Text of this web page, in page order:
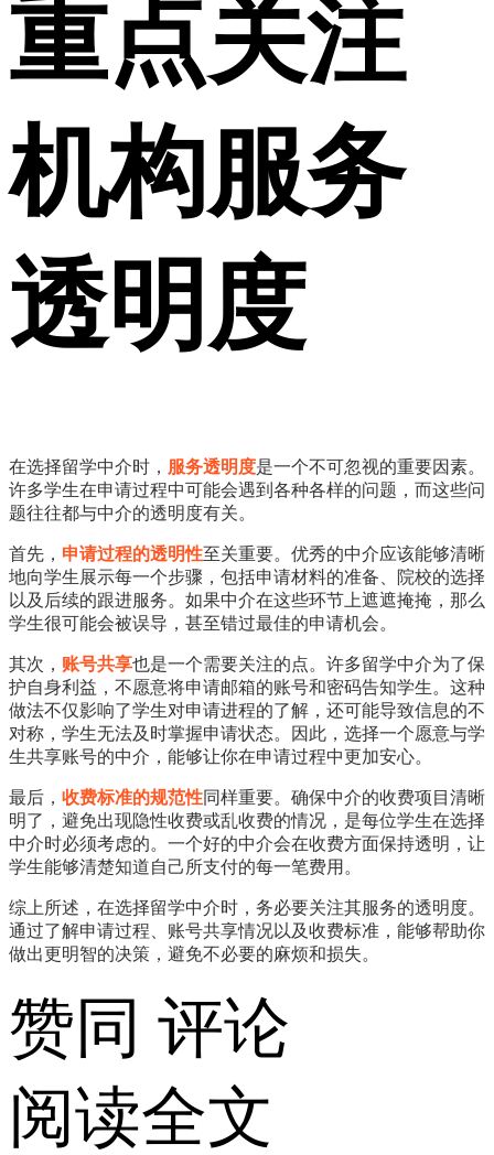
重点关注
机构服务
透明度
在选择留学中介时， 服务透明度是一个不可忽视的重要因素。
许多学生在申请过程中可能会遇到各种各样的问题，而这些问
题往往都与中介的透明度有关。
首先， 申请过程的透明性至关重要。优秀的中介应该能够清晰
地向学生展示每一个步骤，包括申请材料的准备、院校的选择
以及后续的跟进服务。如果中介在这些环节上遮遮掩掩，那么
学生很可能会被误导，甚至错过最佳的申请机会。
其次， 账号共享也是一个需要关注的点。许多留学中介为了保
护自身利益，不愿意将申请邮箱的账号和密码告知学生。这种
做法不仅影响了学生对申请进程的了解，还可能导致信息的不
对称，学生无法及时掌握申请状态。因此，选择一个愿意与学
生共享账号的中介，能够让你在申请过程中更加安心。
最后， 收费标准的规范性同样重要。确保中介的收费项目清晰
明了，避免出现隐性收费或乱收费的情况，是每位学生在选择
中介时必须考虑的。一个好的中介会在收费方面保持透明，让
学生能够清楚知道自己所支付的每一笔费用。
综上所述，在选择留学中介时，务必要关注其服务的透明度。
通过了解申请过程、账号共享情况以及收费标准，能够帮助你
做出更明智的决策，避免不必要的麻烦和损失。
赞同 评论
阅读全文